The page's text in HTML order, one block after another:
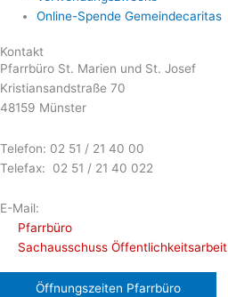
Online-Spende Gemeindecaritas
Kontakt
Pfarrbüro St. Marien und St. Josef
Kristiansandstraße 70
48159 Münster
Telefon: 02 51 / 21 40 00
Telefax: 02 51 / 21 40 022
E-Mail:
Pfarrbüro
Sachausschuss Öffentlichkeitsarbeit
Öffnungszeiten Pfarrbüro